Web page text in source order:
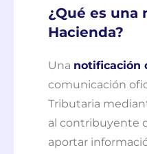
¿Qué es una
Hacienda?
Una notificación
comunicación
Tributaria
al contribuyente
aportar